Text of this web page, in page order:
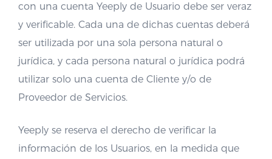
con una cuenta Yeeply de Usuario debe ser veraz
y verificable. Cada una de dichas cuentas deberá
ser utilizada por una sola persona natural o
jurídica, y cada persona natural o jurídica podrá
utilizar solo una cuenta de Cliente y/o de
Proveedor de Servicios.
Yeeply se reserva el derecho de verificar la
información de los Usuarios, en la medida que